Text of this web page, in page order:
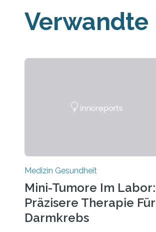
Verwandte
Medizin Gesundheit
Mini-Tumore Im Labor:
Präzisere Therapie Für
Darmkrebs